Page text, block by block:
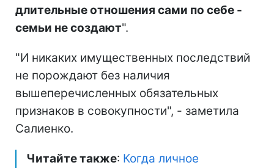
длительные отношения сами по себе -
семьи не создают".
"И никаких имущественных последствий
не порождают без наличия
вышеперечисленных обязательных
признаков в совокупности", - заметила
Салиенко.
Читайте также: Когда личное